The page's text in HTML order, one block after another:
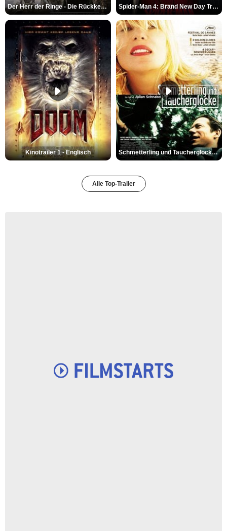
Der Herr der Ringe - Die Rückkehr des Königs Trailer OV Spider-Man 4: Brand New Day Trailer (3) DF
Kinotrailer 1 - Englisch Schmetterling und Taucherglocke Trailer DF
Alle Top-Trailer